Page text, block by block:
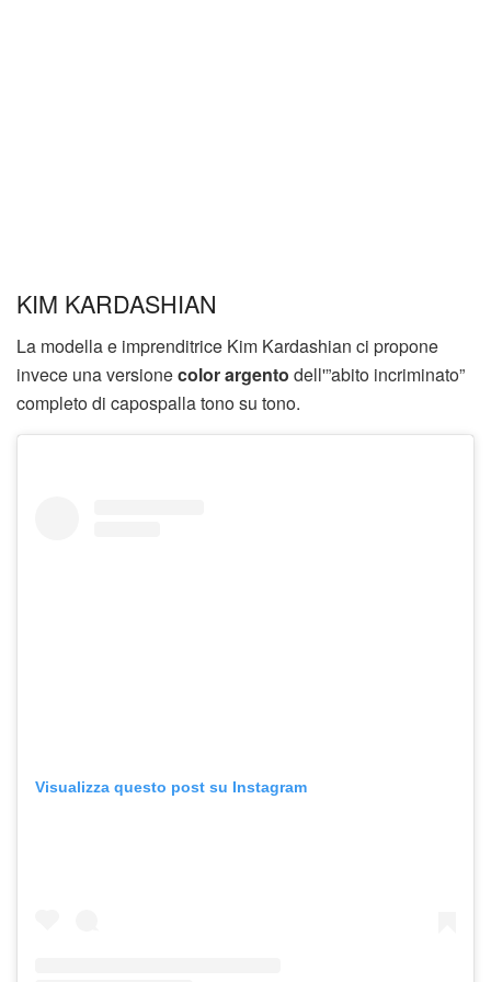
KIM KARDASHIAN
La modella e imprenditrice Kim Kardashian ci propone
invece una versionecolor argento dell'”abito incriminato”
completo di capospalla tono su tono.
Visualizza questo post su Instagram